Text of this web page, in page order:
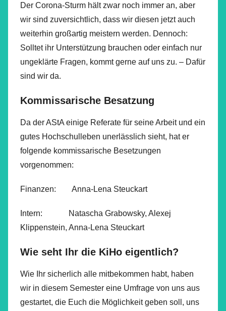
Der Corona-Sturm hält zwar noch immer an, aber
wir sind zuversichtlich, dass wir diesen jetzt auch
weiterhin großartig meistern werden. Dennoch:
Solltet ihr Unterstützung brauchen oder einfach nur
ungeklärte Fragen, kommt gerne auf uns zu. – Dafür
sind wir da.
Kommissarische Besatzung
Da der AStA einige Referate für seine Arbeit und ein
gutes Hochschulleben unerlässlich sieht, hat er
folgende kommissarische Besetzungen
vorgenommen:
Finanzen: Anna-Lena Steuckart
Intern: Natascha Grabowsky, Alexej
Klippenstein, Anna-Lena Steuckart
Wie seht Ihr die KiHo eigentlich?
Wie Ihr sicherlich alle mitbekommen habt, haben
wir in diesem Semester eine Umfrage von uns aus
gestartet, die Euch die Möglichkeit geben soll, uns